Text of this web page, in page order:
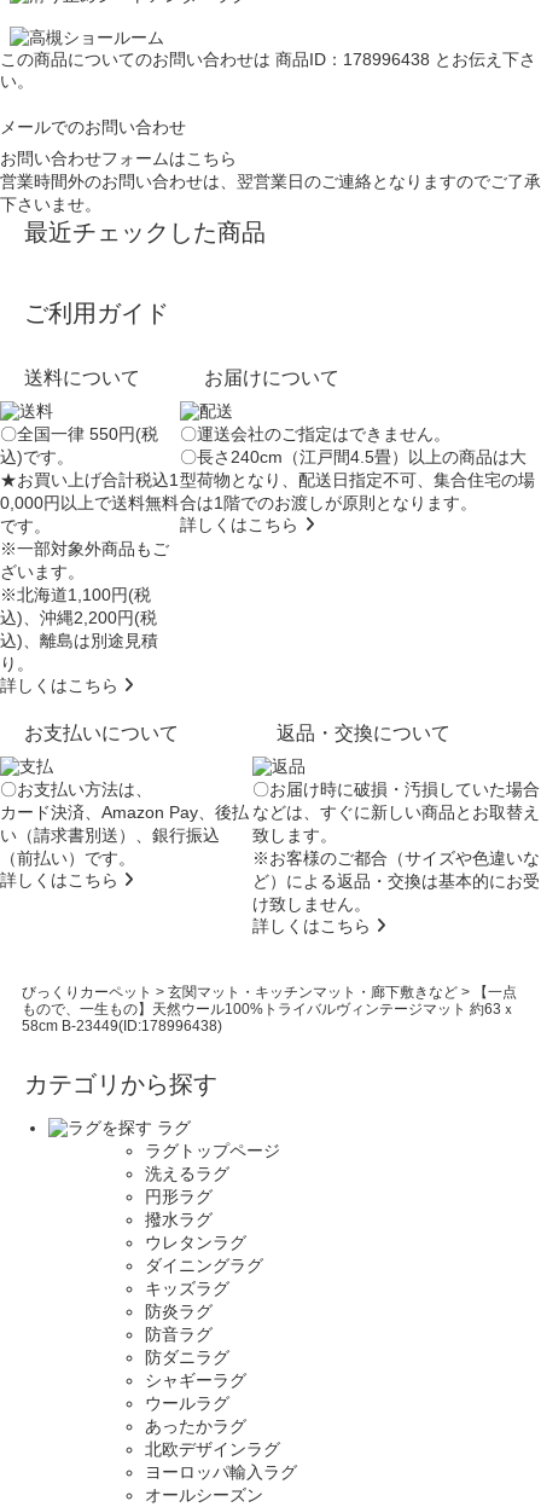
この商品についてのお問い合わせは 商品ID：178996438 とお伝え下さ
い。
メールでのお問い合わせ
お問い合わせフォームはこちら
営業時間外のお問い合わせは、翌営業日のご連絡となりますのでご了承
下さいませ。
最近チェックした商品
ご利用ガイド
送料について
〇全国一律 550円(税
込)です。
★お買い上げ合計税込1
0,000円以上で送料無料
です。
※一部対象外商品もご
ざいます。
※北海道1,100円(税
込)、沖縄2,200円(税
込)、離島は別途見積
り。
詳しくはこちら
お届けについて
〇運送会社のご指定はできません。
〇長さ240cm（江戸間4.5畳）以上の商品は大
型荷物となり、配送日指定不可、集合住宅の場
合は1階でのお渡しが原則となります。
詳しくはこちら
お支払いについて
〇お支払い方法は、
カード決済、Amazon Pay、後払
い（請求書別送）、銀行振込
（前払い）です。
詳しくはこちら
返品・交換について
〇お届け時に破損・汚損していた場合
などは、すぐに新しい商品とお取替え
致します。
※お客様のご都合（サイズや色違いな
ど）による返品・交換は基本的にお受
け致しません。
詳しくはこちら
びっくりカーペット > 玄関マット・キッチンマット・廊下敷きなど>
【一点
もので、一生もの】天然ウール100%トライバルヴィンテージマット 約63ｘ
58cm B-23449(ID:178996438)
カテゴリから探す
ラグ
ラグトップページ
洗えるラグ
円形ラグ
撥水ラグ
ウレタンラグ
ダイニングラグ
キッズラグ
防炎ラグ
防音ラグ
防ダニラグ
シャギーラグ
ウールラグ
あったかラグ
北欧デザインラグ
ヨーロッパ輸入ラグ
オールシーズン